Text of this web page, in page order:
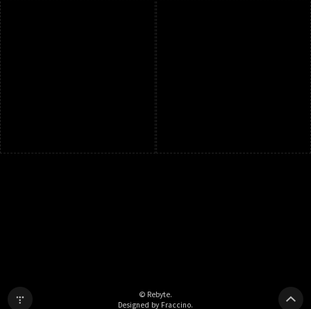
© Rebyte.
Designed by Fraccino.